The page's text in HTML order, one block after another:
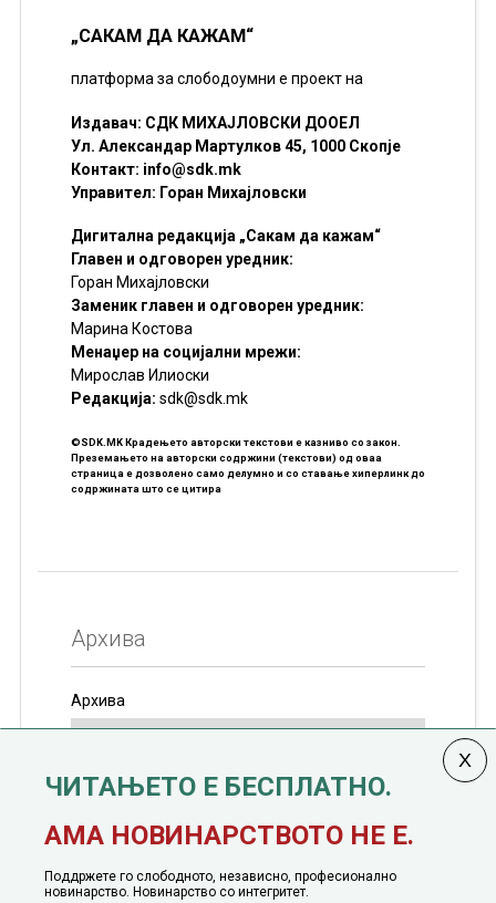
„САКАМ ДА КАЖАМ“
платформа за слободоумни е проект на
Издавач: СДК МИХАЈЛОВСКИ ДООЕЛ
Ул. Александар Мартулков 45, 1000 Скопје
Контакт: info@sdk.mk
Управител: Горан Михајловски
Дигитална редакција „Сакам да кажам“
Главен и одговорен уредник:
Горан Михајловски
Заменик главен и одговорен уредник:
Марина Костова
Менаџер на социјални мрежи:
Мирослав Илиоски
Редакцијa: sdk@sdk.mk
©SDK.MK Крадењето авторски текстови е казниво со закон.
Преземањето на авторски содржини (текстови) од оваа
страница е дозволено само делумно и со ставање хиперлинк до
содржината што се цитира
Архива
Архива
јануари, 1991 година
ЧИТАЊЕТО Е БЕСПЛАТНО.
АМА НОВИНАРСТВОТО НЕ Е.
Поддржете го слободното, независно, професионално
новинарство. Новинарство со интегритет.